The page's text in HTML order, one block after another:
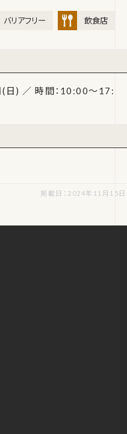
バリアフリー 飲食店
) ／ 時間：10:00～17:
掲載日：2024年11月15日